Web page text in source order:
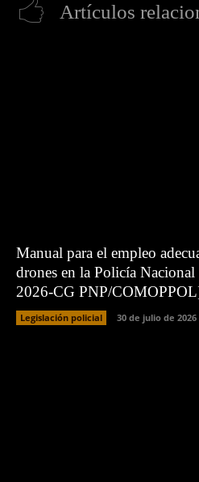
Artículos
Manual para el empleo
drones en la Policía
2026-CG PNP/
Legislación policial 30 de julio de 2026